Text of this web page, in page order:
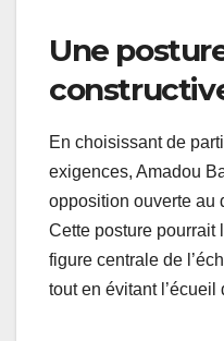
Une
En choisissant de
exigences, Amadou
opposition ouverte au
Cette posture pourrait
figure centrale de
tout en évitant